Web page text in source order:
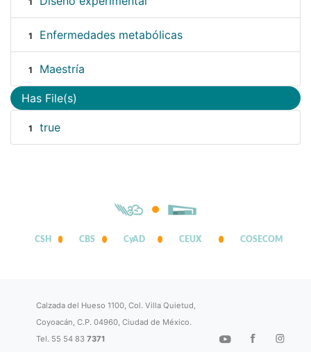
1 Enfermedades metabólicas
1 Maestría
Has File(s)
1 true
CSH CBS CyAD CEUX COSECOM
Calzada del Hueso 1100, Col. Villa Quietud,
Coyoacán, C.P. 04960, Ciudad de México.
Tel. 55 54 837371